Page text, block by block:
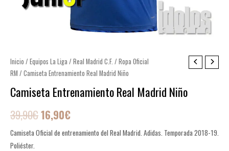
Inicio / Equipos La Liga / Real Madrid C.F. / Ropa Oficial
RM / Camiseta Entrenamiento Real Madrid Niño
Camiseta Entrenamiento Real Madrid Niño
39,90€
El
precio
era:
16,90€
El
precio
Camiseta Oficial de entrenamiento del Real Madrid. Adidas. Temporada 2018-19.
Poliéster.
Camiseta
Entrenamiento
Real
Madrid
Niño